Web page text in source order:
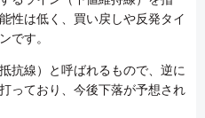
性は低く、買い戻しや反発タイ
です。
抗線）と呼ばれるもので、逆に
っており、今後下落が予想され